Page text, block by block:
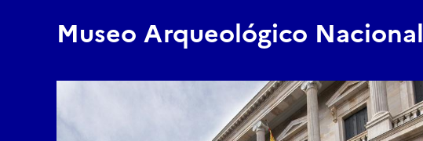
Museo Arqueológico Nacional